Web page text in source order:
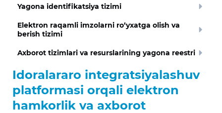
Yagona identifikatsiya tizimi
Elektron raqamli imzolarni ro‘yxatga olish va
berish tizimi
Axborot tizimlari va resurslarining yagona reestri
Idoralararo integratsiyalashuv
platformasi orqali elektron
hamkorlik va axborot